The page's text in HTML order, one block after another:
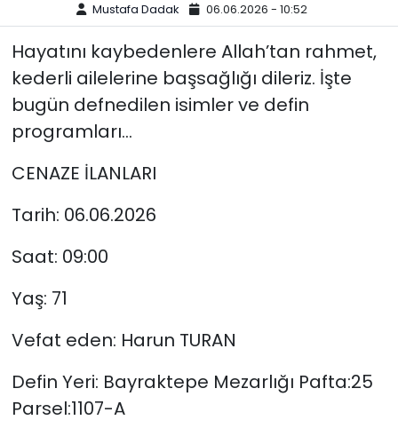
Mustafa Dadak 06.06.2026 - 10:52
Hayatını kaybedenlere Allah’tan rahmet,
kederli ailelerine başsağlığı dileriz. İşte
bugün defnedilen isimler ve defin
programları…
CENAZE İLANLARI
Tarih: 06.06.2026
Saat: 09:00
Yaş: 71
Vefat eden: Harun TURAN
Defin Yeri: Bayraktepe Mezarlığı Pafta:25
Parsel:1107-A